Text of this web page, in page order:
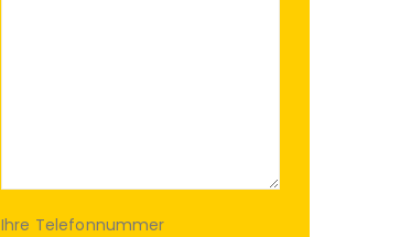
Ihre Telefonnummer